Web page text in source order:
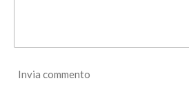
Invia commento